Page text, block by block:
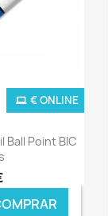
Point BIC
€ ONLINE